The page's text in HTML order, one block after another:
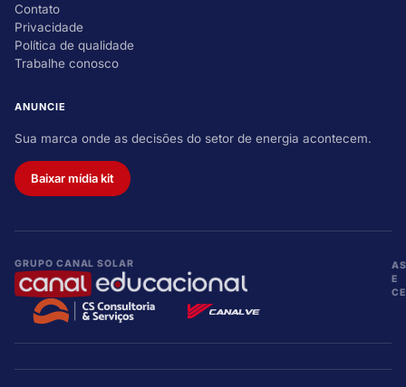
Contato
Privacidade
Política de qualidade
Trabalhe conosco
ANUNCIE
Sua marca onde as decisões do setor de energia acontecem.
Baixar mídia kit
GRUPO CANAL SOLAR
E